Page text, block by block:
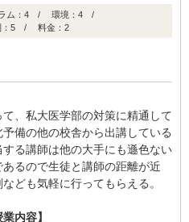
ム：4 / 環境：4 /
：5 / 料金：2
、私大医学部の対策に精通して
備の他の校舎から出講している
る講師は他の大手にも遜色ない
るので生徒と講師の距離が近
ども気軽に行ってもらえる。
内容】